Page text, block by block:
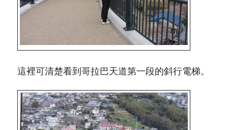
這裡可清楚看到哥拉巴天道第一段的斜行電梯。